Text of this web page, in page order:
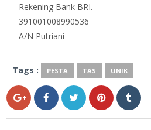
Rekening Bank BRI.
391001008990536
A/N Putriani
Tags : PESTA TAS UNIK